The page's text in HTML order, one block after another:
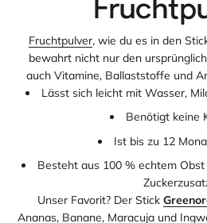
Fruchtpulver, wie du es in den
bewahrt nicht nur den
auch Vitamine, Ballaststoffe und
Lässt sich leicht mit Wasser,
Benötigt keine
Ist bis zu 12
Besteht aus 100 % echtem
Unser Favorit? Der Stick
Ananas, Banane, Maracuja und